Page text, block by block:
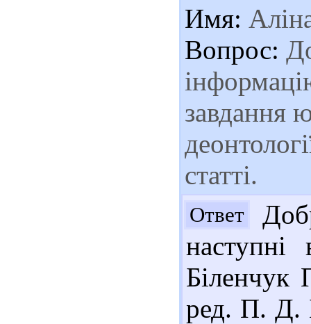
Имя:
Вопрос:
завдання
статті.
Ответ
Біленчук
ред. П. Д.